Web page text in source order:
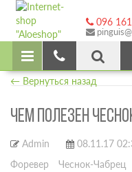
096
← Вернуться назад
ЧЕМ ПОЛЕЗЕН
Admin
08.11.17
Форевер Чеснок-